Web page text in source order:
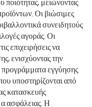
ποιότητας, μειώνοντας
Οι βιώσιμες
συνειδητούς
αγοράς. Οι
επιχειρήσεις να
ενισχύοντας την
προγράμματα εγγύησης
υποστηρίζονται από
κατασκευής
ασφάλειας. Η